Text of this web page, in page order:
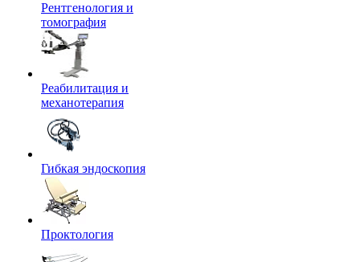
Рентгенология и
томография
Реабилитация и
механотерапия
Гибкая эндоскопия
Проктология